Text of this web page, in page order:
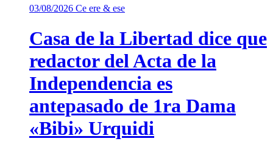
03/08/2026 Ce ere & ese
Casa de la Libertad dice que
redactor del Acta de la
Independencia es
antepasado de 1ra Dama
«Bibi» Urquidi